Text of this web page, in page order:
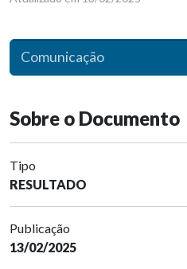
Comunicação
Sobre o Documento
Tipo
RESULTADO
Publicação
13/02/2025